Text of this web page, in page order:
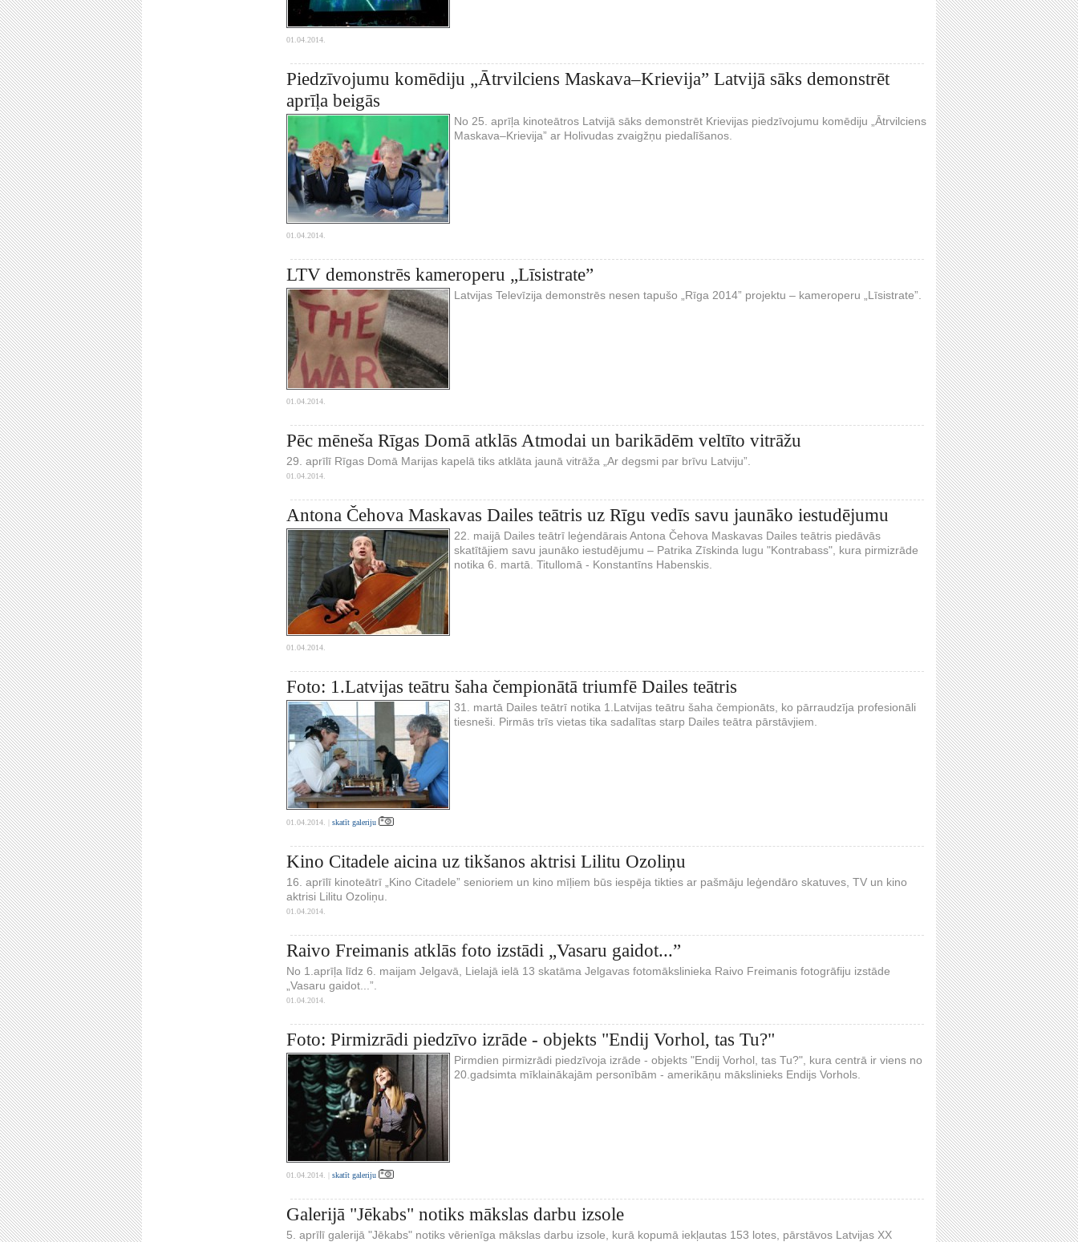
01.04.2014.
Piedzīvojumu komēdiju „Ātrvilciens Maskava–Krievija” Latvijā sāks demonstrēt
aprīļa beigās
No 25. aprīļa kinoteātros Latvijā sāks demonstrēt Krievijas piedzīvojumu komēdiju „Ātrvilciens
Maskava–Krievija” ar Holivudas zvaigžņu piedalīšanos.
01.04.2014.
LTV demonstrēs kameroperu „Līsistrate”
Latvijas Televīzija demonstrēs nesen tapušo „Rīga 2014” projektu – kameroperu „Līsistrate”.
01.04.2014.
Pēc mēneša Rīgas Domā atklās Atmodai un barikādēm veltīto vitrāžu
29. aprīlī Rīgas Domā Marijas kapelā tiks atklāta jaunā vitrāža „Ar degsmi par brīvu Latviju”.
01.04.2014.
Antona Čehova Maskavas Dailes teātris uz Rīgu vedīs savu jaunāko iestudējumu
22. maijā Dailes teātrī leģendārais Antona Čehova Maskavas Dailes teātris piedāvās
skatītājiem savu jaunāko iestudējumu – Patrika Zīskinda lugu "Kontrabass", kura pirmizrāde
notika 6. martā. Titullomā - Konstantīns Habenskis.
01.04.2014.
Foto: 1.Latvijas teātru šaha čempionātā triumfē Dailes teātris
31. martā Dailes teātrī notika 1.Latvijas teātru šaha čempionāts, ko pārraudzīja profesionāli
tiesneši. Pirmās trīs vietas tika sadalītas starp Dailes teātra pārstāvjiem.
01.04.2014. | skatīt galeriju
Kino Citadele aicina uz tikšanos aktrisi Lilitu Ozoliņu
16. aprīlī kinoteātrī „Kino Citadele” senioriem un kino mīļiem būs iespēja tikties ar pašmāju leģendāro skatuves, TV un kino
aktrisi Lilitu Ozoliņu.
01.04.2014.
Raivo Freimanis atklās foto izstādi „Vasaru gaidot...”
No 1.aprīļa līdz 6. maijam Jelgavā, Lielajā ielā 13 skatāma Jelgavas fotomākslinieka Raivo Freimanis fotogrāfiju izstāde
„Vasaru gaidot...”.
01.04.2014.
Foto: Pirmizrādi piedzīvo izrāde - objekts "Endij Vorhol, tas Tu?"
Pirmdien pirmizrādi piedzīvoja izrāde - objekts "Endij Vorhol, tas Tu?", kura centrā ir viens no
20.gadsimta mīklainākajām personībām - amerikāņu mākslinieks Endijs Vorhols.
01.04.2014. | skatīt galeriju
Galerijā "Jēkabs" notiks mākslas darbu izsole
5. aprīlī galerijā "Jēkabs" notiks vērienīga mākslas darbu izsole, kurā kopumā iekļautas 153 lotes, pārstāvos Latvijas XX